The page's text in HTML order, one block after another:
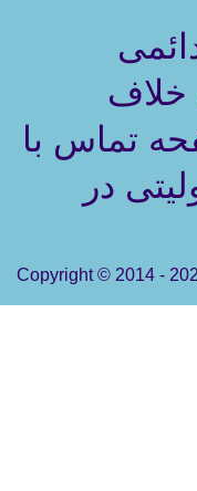
خلاف
تماس با
در
Copyright © 2014 -